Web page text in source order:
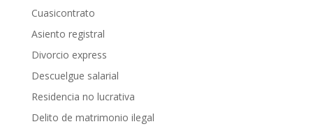
Cuasicontrato
Asiento registral
Divorcio express
Descuelgue salarial
Residencia no lucrativa
Delito de matrimonio ilegal